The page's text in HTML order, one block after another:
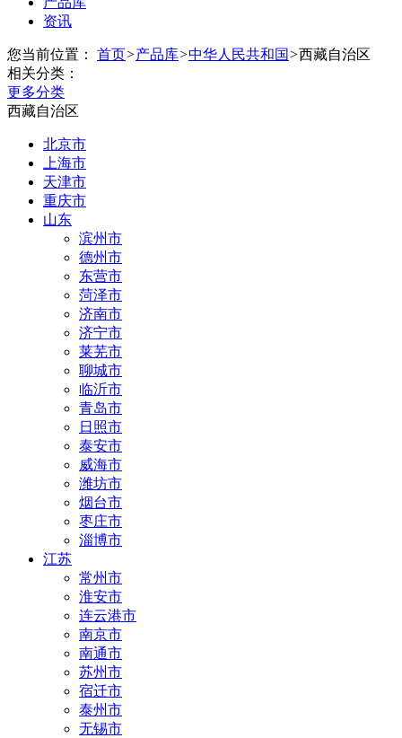
资讯
您当前位置： 首页>产品库>中华人民共和国>西藏自治区
相关分类：
更多分类
西藏自治区
北京市
上海市
天津市
重庆市
山东
滨州市
德州市
东营市
菏泽市
济南市
济宁市
莱芜市
聊城市
临沂市
青岛市
日照市
泰安市
威海市
潍坊市
烟台市
枣庄市
淄博市
江苏
常州市
淮安市
连云港市
南京市
南通市
苏州市
宿迁市
泰州市
无锡市